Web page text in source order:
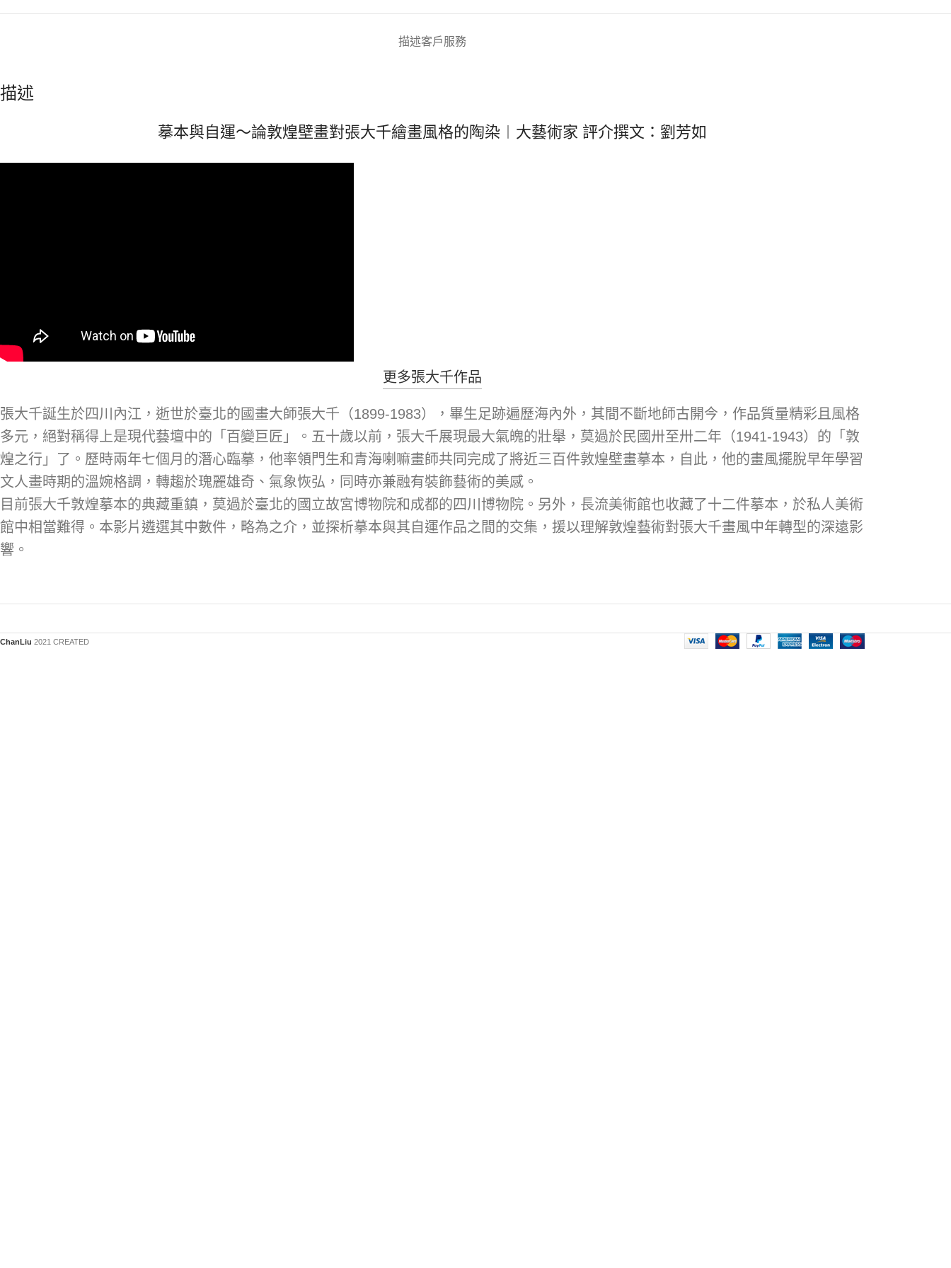
描述客戶服務
描述
摹本與自運～論敦煌壁畫對張大千繪畫風格的陶染︱大藝術家 評介撰文：劉芳如
更多張大千作品
張大千誕生於四川內江，逝世於臺北的國畫大師張大千（1899-1983），畢生足跡遍歷海內外，其間不斷地師古開今，作品質量精彩且風格
多元，絕對稱得上是現代藝壇中的「百變巨匠」。五十歲以前，張大千展現最大氣魄的壯舉，莫過於民國卅至卅二年（1941-1943）的「敦
煌之行」了。歷時兩年七個月的潛心臨摹，他率領門生和青海喇嘛畫師共同完成了將近三百件敦煌壁畫摹本，自此，他的畫風擺脫早年學習
文人畫時期的溫婉格調，轉趨於瑰麗雄奇、氣象恢弘，同時亦兼融有裝飾藝術的美感。
目前張大千敦煌摹本的典藏重鎮，莫過於臺北的國立故宮博物院和成都的四川博物院。另外，長流美術館也收藏了十二件摹本，於私人美術
館中相當難得。本影片遴選其中數件，略為之介，並探析摹本與其自運作品之間的交集，援以理解敦煌藝術對張大千畫風中年轉型的深遠影
響。
ChanLiu 2021 CREATED